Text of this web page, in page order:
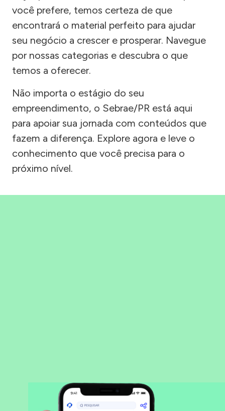
você prefere, temos certeza de que
encontrará o material perfeito para ajudar
seu negócio a crescer e prosperar. Navegue
por nossas categorias e descubra o que
temos a oferecer.
Não importa o estágio do seu
empreendimento, o Sebrae/PR está aqui
para apoiar sua jornada com conteúdos que
fazem a diferença. Explore agora e leve o
conhecimento que você precisa para o
próximo nível.